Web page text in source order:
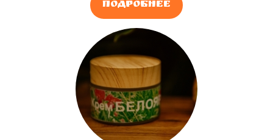
Подробнее